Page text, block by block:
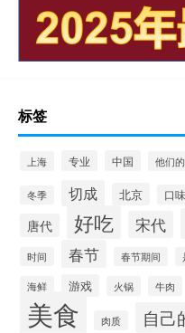
标签
上海 专业 中国 他们的
冬季 切成 北京 口味
唐代
好吃 宋代
时间 春节 春节期间
海鲜 游戏 火锅 牛肉
美食 肉质 自己